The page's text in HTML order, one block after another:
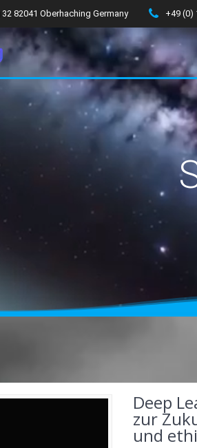
82041 Oberhaching Germany +49 (0)
Deep
zur
und